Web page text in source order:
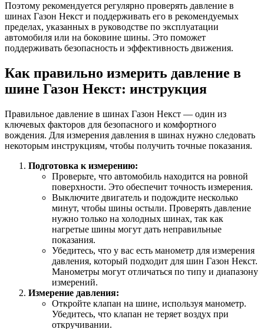
Поэтому рекомендуется регулярно проверять давление в
шинах Газон Некст и поддерживать его в рекомендуемых
пределах, указанных в руководстве по эксплуатации
автомобиля или на боковине шины. Это поможет
поддерживать безопасность и эффективность движения.
Как правильно измерить давление в
шине Газон Некст: инструкция
Правильное давление в шинах Газон Некст — один из
ключевых факторов для безопасного и комфортного
вождения. Для измерения давления в шинах нужно следовать
некоторым инструкциям, чтобы получить точные показания.
Подготовка к измерению:
Проверьте, что автомобиль находится на ровной
поверхности. Это обеспечит точность измерения.
Выключите двигатель и подождите несколько
минут, чтобы шины остыли. Проверять давление
нужно только на холодных шинах, так как
нагретые шины могут дать неправильные
показания.
Убедитесь, что у вас есть манометр для измерения
давления, который подходит для шин Газон Некст.
Манометры могут отличаться по типу и диапазону
измерений.
Измерение давления:
Откройте клапан на шине, используя манометр.
Убедитесь, что клапан не теряет воздух при
откручивании.